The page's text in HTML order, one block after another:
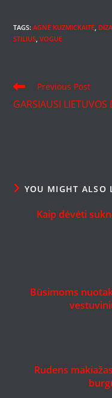
TAGS:AGNĖ KUZMICKAITĖ,
STILIUS, VOGUE
Read
articles
Previous Post
GARSIAUSI
YOU MIGHT ALSO
Kaip dėvėti
Būsimoms
Rudens